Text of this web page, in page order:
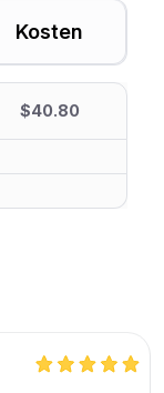
Kosten
$40.80